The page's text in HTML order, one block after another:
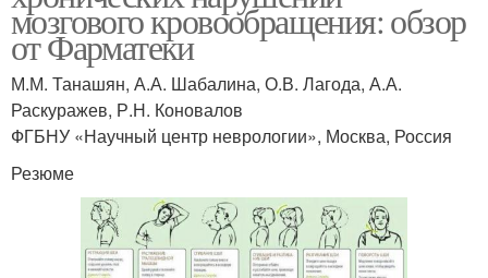
мозгового кровообращения: обзор
от Фарматеки
М.М. Танашян, А.А. Шабалина, О.В. Лагода, А.А.
Раскуражев, Р.Н. Коновалов
ФГБНУ «Научный центр неврологии», Москва, Россия
Резюме